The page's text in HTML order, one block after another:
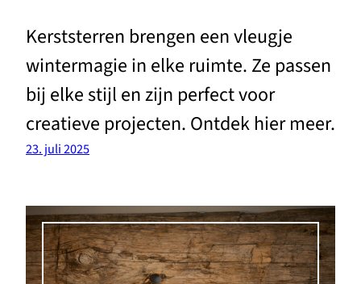
Kerststerren brengen een vleugje
wintermagie in elke ruimte. Ze passen
bij elke stijl en zijn perfect voor
creatieve projecten. Ontdek hier meer.
23. juli 2025